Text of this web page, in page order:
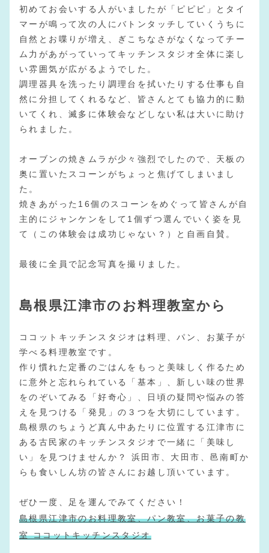
初めてお会いする人がいましたが「ピピピ」とタイ
マーが鳴って次の人にバトンタッチしていくうちに
自然とお喋りが増え、ぎこちなさがなくなってチー
ム力があがっていってキッチンスタジオ全体に楽し
い雰囲気が広がるようでした。
調理器具を洗ったり調理台を拭いたりする仕事も自
然に分担してくれるなど、皆さんとても協力的に動
いてくれ、滅多に体験会などしない私は大いに助け
られました。
オーブンの焼きムラが少々強烈でしたので、天板の
奥に置いたスコーンがちょっと焦げてしまいまし
た。
焼きあがった16個のスコーンをめぐって皆さんが自
主的にジャンケンをして1個ずつ選んでいく姿を見
て（この体験会は成功じゃない？）と自画自賛。
最後に全員で記念写真を撮りました。
島根県江津市のお料理教室から
ココットキッチンスタジオは料理、パン、お菓子が
学べる料理教室です。
作り慣れた定番のごはんをもっと美味しく作るため
に意外と忘れられている「基本」、新しい味の世界
をのぞいてみる「好奇心」、日頃の疑問や悩みの答
えを見つける「発見」の３つを大切にしています。
島根県のちょうど真ん中あたりに位置する江津市に
ある古民家のキッチンスタジオで一緒に「美味し
い」を見つけませんか？ 浜田市、大田市、邑南町か
らも食いしん坊の皆さんにお越し頂いています。
ぜひ一度、足を運んでみてください！
島根県江津市のお料理教室、パン教室、お菓子の教
室 ココットキッチンスタジオ